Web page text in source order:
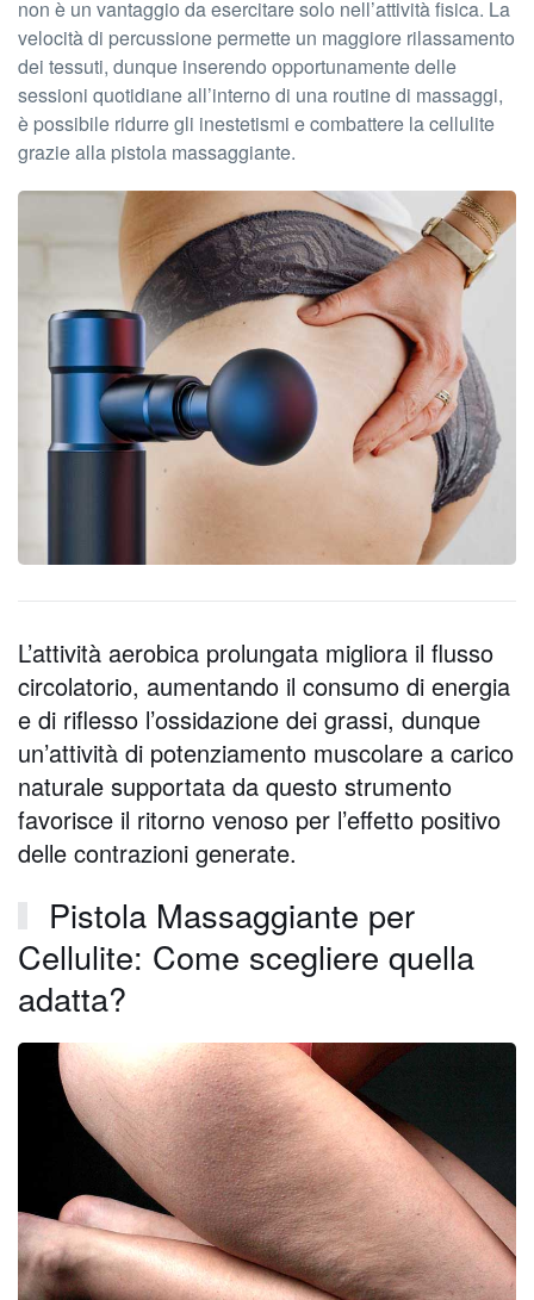
non è un vantaggio da esercitare solo nell’attività fisica. La
velocità di percussione permette un maggiore rilassamento
dei tessuti, dunque inserendo opportunamente delle
sessioni quotidiane all’interno di una routine di massaggi,
è possibile ridurre gli inestetismi e combattere la cellulite
grazie alla pistola massaggiante.
L’attività aerobica prolungata migliora il flusso
circolatorio, aumentando il consumo di energia
e di riflesso l’ossidazione dei grassi, dunque
un’attività di potenziamento muscolare a carico
naturale supportata da questo strumento
favorisce il ritorno venoso per l’effetto positivo
delle contrazioni generate.
Pistola Massaggiante per
Cellulite: Come scegliere quella
adatta?